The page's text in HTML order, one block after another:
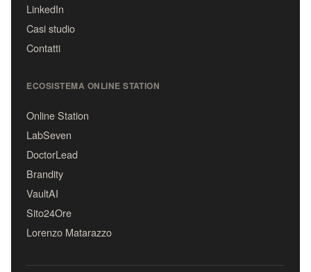
LinkedIn
Casi studio
Contatti
ECOSISTEMA ONLINE STATION
Online Station
LabSeven
DoctorLead
Brandity
VaultAI
Sito24Ore
Lorenzo Matarazzo